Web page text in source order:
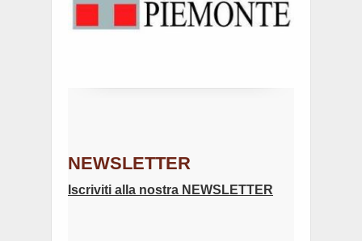
NEWSLETTER
Iscriviti alla nostra NEWSLETTER